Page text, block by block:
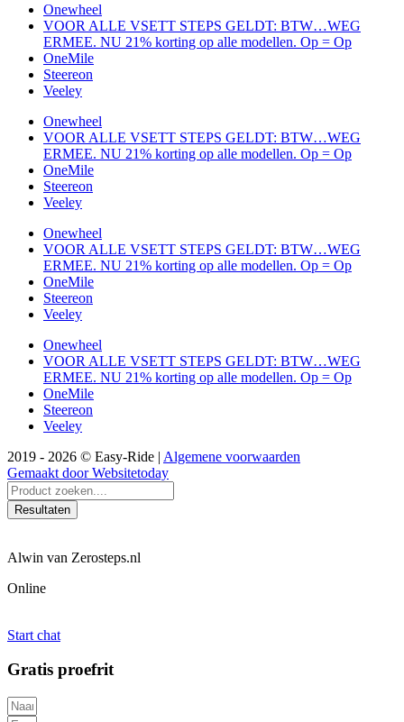
Onewheel
VOOR ALLE VSETT STEPS GELDT: BTW…WEG
ERMEE. NU 21% korting op alle modellen. Op = Op
OneMile
Steereon
Veeley
Onewheel
VOOR ALLE VSETT STEPS GELDT: BTW…WEG
ERMEE. NU 21% korting op alle modellen. Op = Op
OneMile
Steereon
Veeley
Onewheel
VOOR ALLE VSETT STEPS GELDT: BTW…WEG
ERMEE. NU 21% korting op alle modellen. Op = Op
OneMile
Steereon
Veeley
Onewheel
VOOR ALLE VSETT STEPS GELDT: BTW…WEG
ERMEE. NU 21% korting op alle modellen. Op = Op
OneMile
Steereon
Veeley
2019 - 2026 © Easy-Ride | Algemene voorwaarden
Gemaakt door Websitetoday
Search
...Resultaten
Alwin van Zerosteps.nl
Online
Start chat
Gratis proefrit